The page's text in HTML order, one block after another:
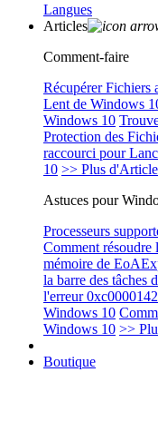
Langues
Articles
Comment-faire
Récupérer Fichiers
Lent de Windows
Windows 10
Protection des
raccourci pour
10 >> Plus
Astuces pour
Processeurs
Comment résoudre
mémoire de
la barre des tâches
l'erreur
Windows 10
Windows 10 >>
Boutique